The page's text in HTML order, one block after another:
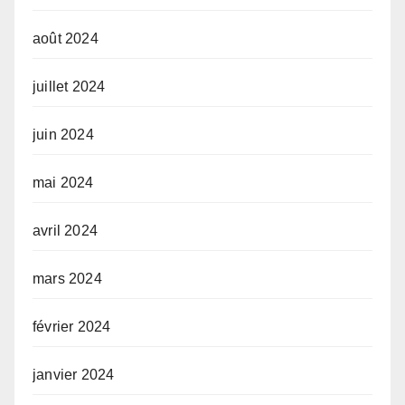
août 2024
juillet 2024
juin 2024
mai 2024
avril 2024
mars 2024
février 2024
janvier 2024